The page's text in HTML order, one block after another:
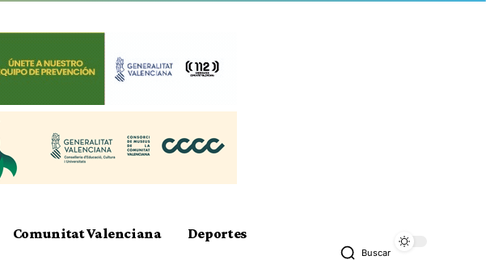
Comunitat Valenciana Deportes
Buscar